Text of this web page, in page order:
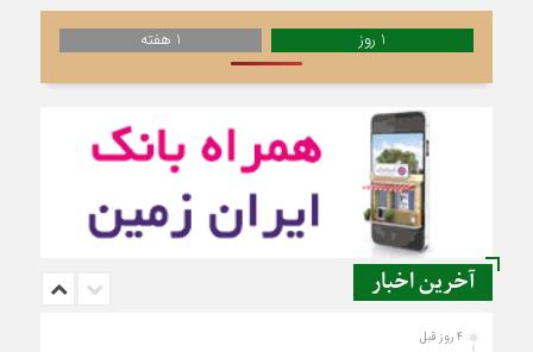
1 روز 1 هفته
آخرین اخبار
4 روز قبل